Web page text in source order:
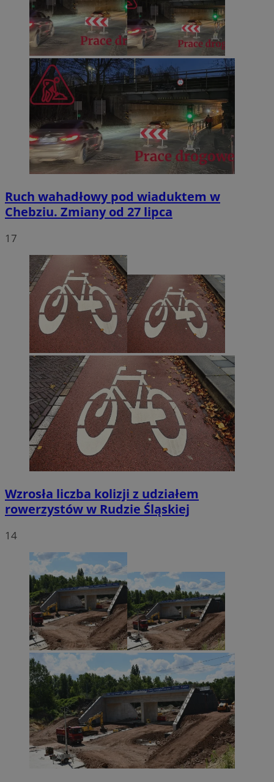
Ruch wahadłowy pod wiaduktem w
Chebziu. Zmiany od 27 lipca
17
Wzrosła liczba kolizji z udziałem
rowerzystów w Rudzie Śląskiej
14